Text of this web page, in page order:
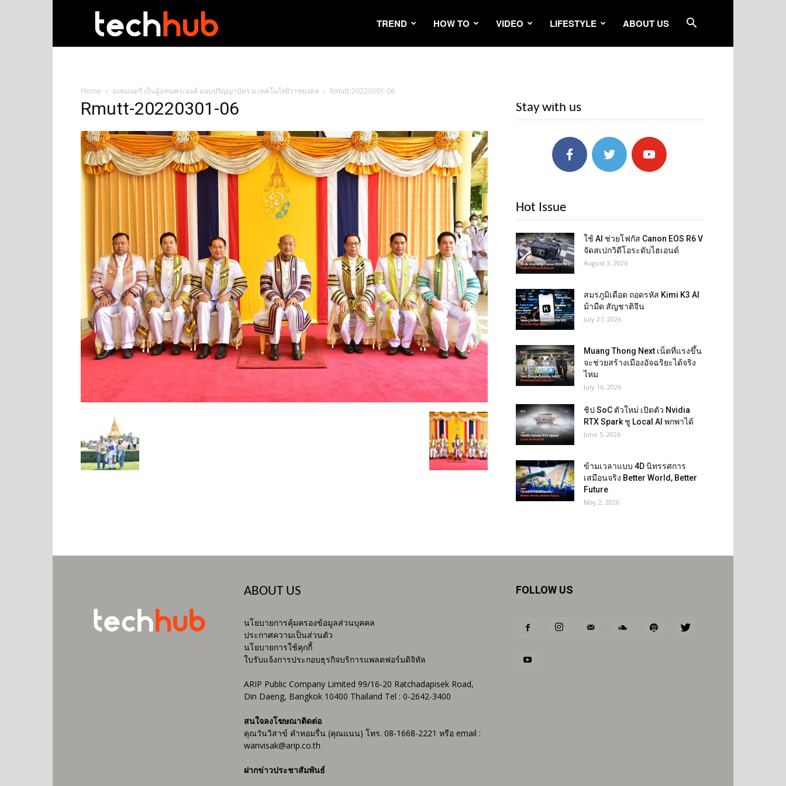
TREND HOW TO VIDEO LIFESTYLE ABOUT US
Home องคมนตรี เป็นผู้แทนพระองค์ มอบปริญญาบัตร ม.เทคโนโลยีราชมงคล Rmutt-20220301-06
Rmutt-20220301-06 Stay with us
Hot Issue
ใช้ AI ช่วยโฟกัส Canon EOS R6 V
จัดสเปกวิดีโอระดับไฮเอนด์
August 3, 2026
สมรภูมิเดือด ถอดรหัส Kimi K3 AI
ม้ามืด สัญชาติจีน
July 27, 2026
Muang Thong Next เน็ตที่แรงขึ้น
จะช่วยสร้างเมืองอัจฉริยะได้จริง
ไหม
July 16, 2026
ชิป SoC ตัวใหม่ เปิดตัว Nvidia
RTX Spark ชู Local AI พกพาได้
June 5, 2026
ข้ามเวลาแบบ 4D นิทรรศการ
เสมือนจริง Better World, Better
Future
May 2, 2026
ABOUT US
นโยบายการคุ้มครองข้อมูลส่วนบุคคล
ประกาศความเป็นส่วนตัว
นโยบายการใช้คุกกี้
ใบรับแจ้งการประกอบธุรกิจบริการแพลตฟอร์มดิจิทัล
ARIP Public Company Limited 99/16-20 Ratchadapisek Road,
Din Daeng, Bangkok 10400 Thailand Tel : 0-2642-3400
สนใจลงโฆษณาติดต่อ
คุณวันวิสาข์ คำหอมรื่น (คุณแนน) โทร. 08-1668-2221 หรือ email :
wanvisak@arip.co.th
ฝากข่าวประชาสัมพันธ์
FOLLOW US